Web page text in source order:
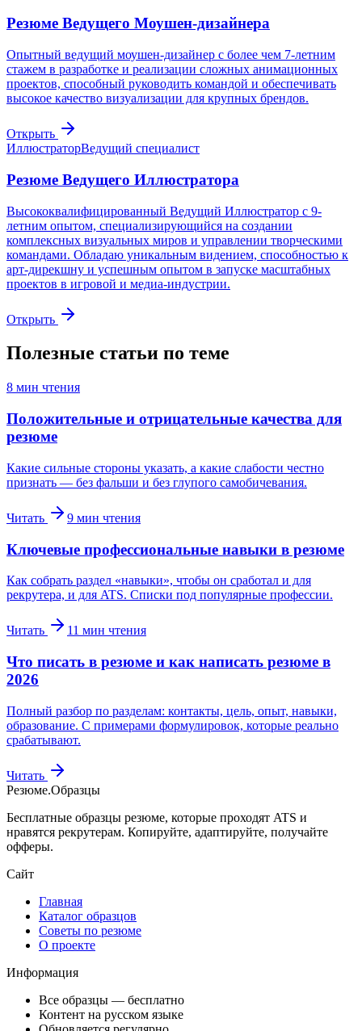
Резюме Ведущего Моушен-дизайнера
Опытный ведущий моушен-дизайнер с более чем 7-летним
стажем в разработке и реализации сложных анимационных
проектов, способный руководить командой и обеспечивать
высокое качество визуализации для крупных брендов.
Открыть
ИллюстраторВедущий специалист
Резюме Ведущего Иллюстратора
Высококвалифицированный Ведущий Иллюстратор с 9-
летним опытом, специализирующийся на создании
комплексных визуальных миров и управлении творческими
командами. Обладаю уникальным видением, способностью к
арт-дирекшну и успешным опытом в запуске масштабных
проектов в игровой и медиа-индустрии.
Открыть
Полезные статьи по теме
8 мин чтения
Положительные и отрицательные качества для
резюме
Какие сильные стороны указать, а какие слабости честно
признать — без фальши и без глупого самобичевания.
Читать 9 мин чтения
Ключевые профессиональные навыки в резюме
Как собрать раздел «навыки», чтобы он сработал и для
рекрутера, и для ATS. Списки под популярные профессии.
Читать 11 мин чтения
Что писать в резюме и как написать резюме в
2026
Полный разбор по разделам: контакты, цель, опыт, навыки,
образование. С примерами формулировок, которые реально
срабатывают.
Читать
Резюме.Образцы
Бесплатные образцы резюме, которые проходят ATS и
нравятся рекрутерам. Копируйте, адаптируйте, получайте
офферы.
Сайт
Главная
Каталог образцов
Советы по резюме
О проекте
Информация
Все образцы — бесплатно
Контент на русском языке